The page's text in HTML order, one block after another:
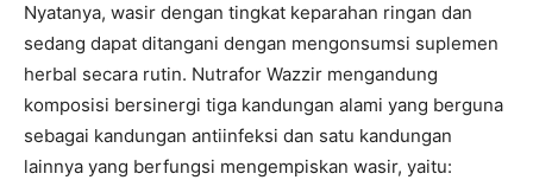
Nyatanya, wasir dengan tingkat keparahan ringan dan
sedang dapat ditangani dengan mengonsumsi suplemen
herbal secara rutin. Nutrafor Wazzir mengandung
komposisi bersinergi tiga kandungan alami yang berguna
sebagai kandungan antiinfeksi dan satu kandungan
lainnya yang berfungsi mengempiskan wasir, yaitu: